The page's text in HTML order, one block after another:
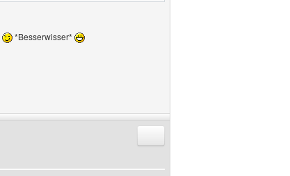
*Besserwisser*